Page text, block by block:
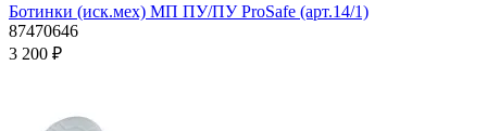
Ботинки (иск.мех) МП ПУ/ПУ ProSafe (арт.14/1)
87470646
3 200 ₽